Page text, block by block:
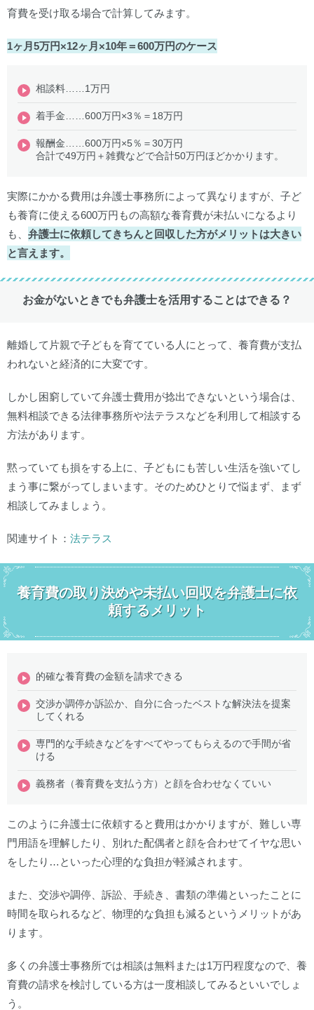
育費を受け取る場合で計算してみます。
1ヶ月5万円×12ヶ月×10年＝600万円のケース
相談料……1万円
着手金……600万円×3％＝18万円
報酬金……600万円×5％＝30万円
合計で49万円＋雑費などで合計50万円ほどかかります。
実際にかかる費用は弁護士事務所によって異なりますが、子ど
も養育に使える600万円もの高額な養育費が未払いになるより
も、 弁護士に依頼してきちんと回収した方がメリットは大きい
と言えます。
お金がないときでも弁護士を活用することはできる？
離婚して片親で子どもを育てている人にとって、養育費が支払
われないと経済的に大変です。
しかし困窮していて弁護士費用が捻出できないという場合は、
無料相談できる法律事務所や法テラスなどを利用して相談する
方法があります。
黙っていても損をする上に、子どもにも苦しい生活を強いてし
まう事に繋がってしまいます。そのためひとりで悩まず、まず
相談してみましょう。
関連サイト： 法テラス
養育費の取り決めや未払い回収を弁護士に依
頼するメリット
的確な養育費の金額を請求できる
交渉か調停か訴訟か、自分に合ったベストな解決法を提案
してくれる
専門的な手続きなどをすべてやってもらえるので手間が省
ける
義務者（養育費を支払う方）と顔を合わせなくていい
このように弁護士に依頼すると費用はかかりますが、難しい専
門用語を理解したり、別れた配偶者と顔を合わせてイヤな思い
をしたり…といった心理的な負担が軽減されます。
また、交渉や調停、訴訟、手続き、書類の準備といったことに
時間を取られるなど、物理的な負担も減るというメリットがあ
ります。
多くの弁護士事務所では相談は無料または1万円程度なので、養
育費の請求を検討している方は一度相談してみるといいでしょ
う。